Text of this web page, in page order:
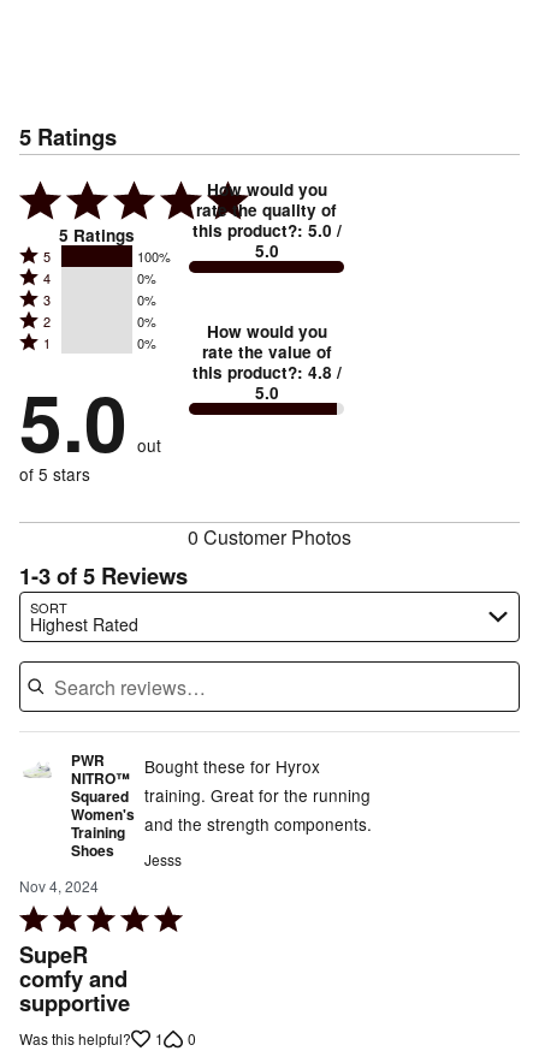
5 Ratings
5 Ratings
Rated
5
stars
by
of
reviewers
5 100%
Rated
4
stars
by
of
reviewers
4 0%
Rated
3
stars
0%
of
reviewers
3 0%
Rated
2
by
0%
of
reviewers
2 0%
Rated
stars
by
0%
of
1 0%
5.0 out
of 5 stars
How would you
rate the quality of
this product?: 5.0 /
5.0
How would you
rate the value of
this product?: 4.8 /
5.0
0 Customer Photos
1-3 of 5 Reviews
SORT
Highest Rated
Search reviews…
PWR
NITRO™
Squared
Women's
Training
Shoes
Nov 4, 2024
Rated
5
out
of
5
SupeR
comfy and
supportive
Bought these for Hyrox
training. Great for the running
and the strength components.
Jesss
Was this helpful? 1 0